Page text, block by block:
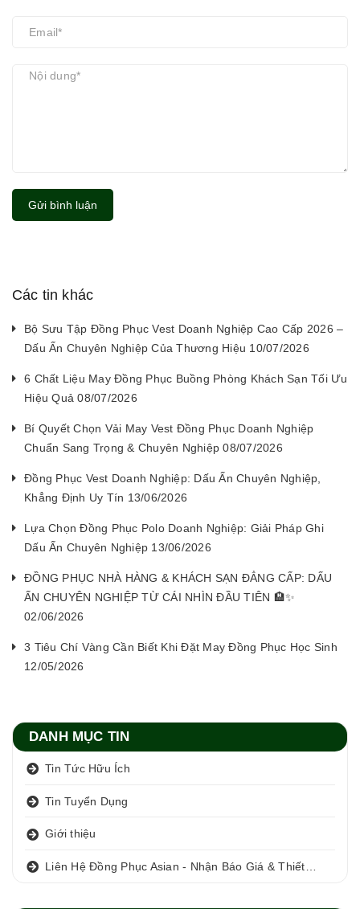
Gửi bình luận
Các tin khác
Bộ Sưu Tập Đồng Phục Vest Doanh Nghiệp Cao Cấp 2026 –
Dấu Ấn Chuyên Nghiệp Của Thương Hiệu 10/07/2026
6 Chất Liệu May Đồng Phục Buồng Phòng Khách Sạn Tối Ưu
Hiệu Quả 08/07/2026
Bí Quyết Chọn Vải May Vest Đồng Phục Doanh Nghiệp
Chuẩn Sang Trọng & Chuyên Nghiệp 08/07/2026
Đồng Phục Vest Doanh Nghiệp: Dấu Ấn Chuyên Nghiệp,
Khẳng Định Uy Tín 13/06/2026
Lựa Chọn Đồng Phục Polo Doanh Nghiệp: Giải Pháp Ghi
Dấu Ấn Chuyên Nghiệp 13/06/2026
ĐỒNG PHỤC NHÀ HÀNG & KHÁCH SẠN ĐẲNG CẤP: DẤU
ẤN CHUYÊN NGHIỆP TỪ CÁI NHÌN ĐẦU TIÊN 🏨✨
02/06/2026
3 Tiêu Chí Vàng Cần Biết Khi Đặt May Đồng Phục Học Sinh
12/05/2026
DANH MỤC TIN
Tin Tức Hữu Ích
Tin Tuyển Dụng
Giới thiệu